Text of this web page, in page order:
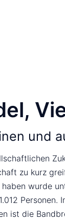
und
zu kurz
wurde
ist die